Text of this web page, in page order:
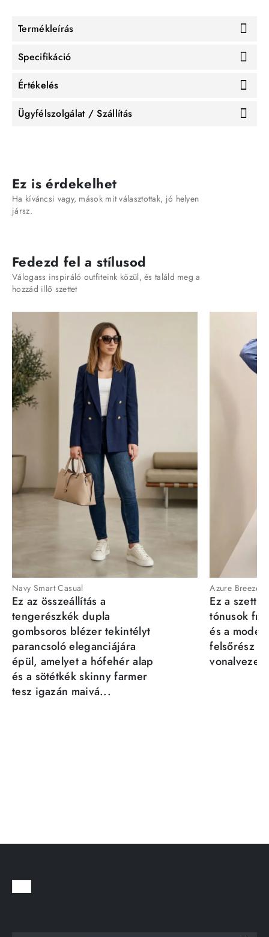
Termékleírás
Specifikáció
Értékelés
Ügyfélszolgálat / Szállítás
Ez is érdekelhet
Ha kíváncsi vagy, mások mit választottak, jó helyen
jársz.
Fedezd fel a stílusod
Válogass inspiráló outfiteink közül, és találd meg a
hozzád illő szettet
Navy Smart Casual
Ez az összeállítás a
tengerészkék dupla
gombsoros blézer tekintélyt
parancsoló eleganciájára
épül, amelyet a hófehér alap
és a sötétkék skinny farmer
tesz igazán maivá...
Azure Breeze
Ez a szett
tónusok
és a
felsőrész